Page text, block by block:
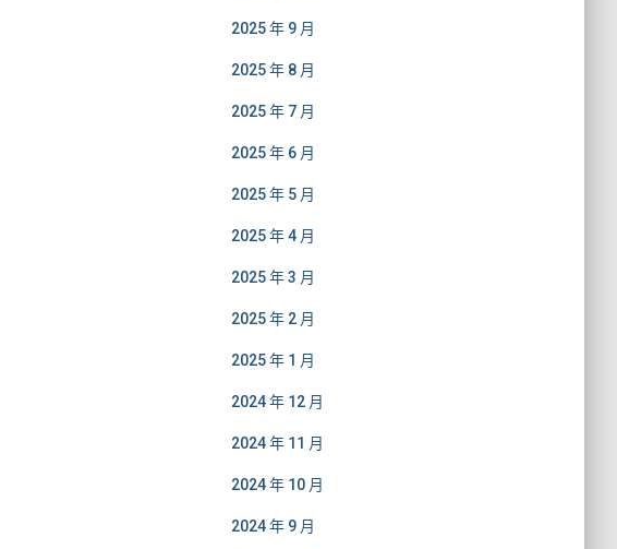
2025 年 9 月
2025 年 8 月
2025 年 7 月
2025 年 6 月
2025 年 5 月
2025 年 4 月
2025 年 3 月
2025 年 2 月
2025 年 1 月
2024 年 12 月
2024 年 11 月
2024 年 10 月
2024 年 9 月